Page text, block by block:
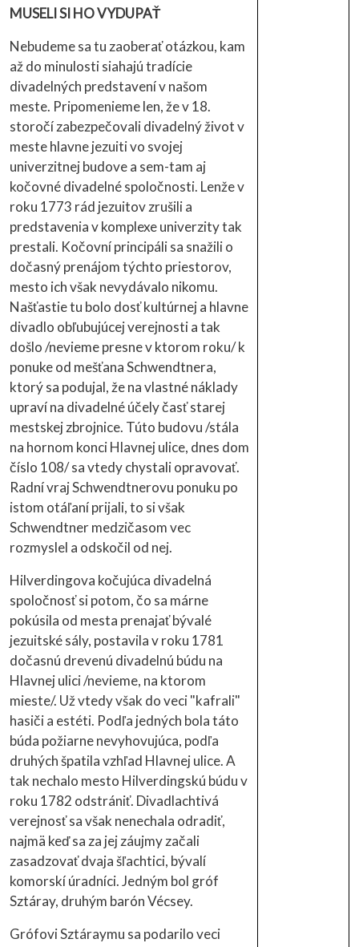
MUSELI SI HO VYDUPAŤ
Nebudeme sa tu zaoberať otázkou, kam
až do minulosti siahajú tradície
divadelných predstavení v našom
meste. Pripomenieme len, že v 18.
storočí zabezpečovali divadelný život v
meste hlavne jezuiti vo svojej
univerzitnej budove a sem-tam aj
kočovné divadelné spoločnosti. Lenže v
roku 1773 rád jezuitov zrušili a
predstavenia v komplexe univerzity tak
prestali. Kočovní principáli sa snažili o
dočasný prenájom týchto priestorov,
mesto ich však nevydávalo nikomu.
Našťastie tu bolo dosť kultúrnej a hlavne
divadlo obľubujúcej verejnosti a tak
došlo /nevieme presne v ktorom roku/ k
ponuke od mešťana Schwendtnera,
ktorý sa podujal, že na vlastné náklady
upraví na divadelné účely časť starej
mestskej zbrojnice. Túto budovu /stála
na hornom konci Hlavnej ulice, dnes dom
číslo 108/ sa vtedy chystali opravovať.
Radní vraj Schwendtnerovu ponuku po
istom otáľaní prijali, to si však
Schwendtner medzičasom vec
rozmyslel a odskočil od nej.
Hilverdingova kočujúca divadelná
spoločnosť si potom, čo sa márne
pokúsila od mesta prenajať bývalé
jezuitské sály, postavila v roku 1781
dočasnú drevenú divadelnú búdu na
Hlavnej ulici /nevieme, na ktorom
mieste/. Už vtedy však do veci "kafrali"
hasiči a estéti. Podľa jedných bola táto
búda požiarne nevyhovujúca, podľa
druhých špatila vzhľad Hlavnej ulice. A
tak nechalo mesto Hilverdingskú búdu v
roku 1782 odstrániť. Divadlachtivá
verejnosť sa však nenechala odradiť,
najmä keď sa za jej záujmy začali
zasadzovať dvaja šľachtici, bývalí
komorskí úradníci. Jedným bol gróf
Sztáray, druhým barón Vécsey.
Grófovi Sztáraymu sa podarilo veci